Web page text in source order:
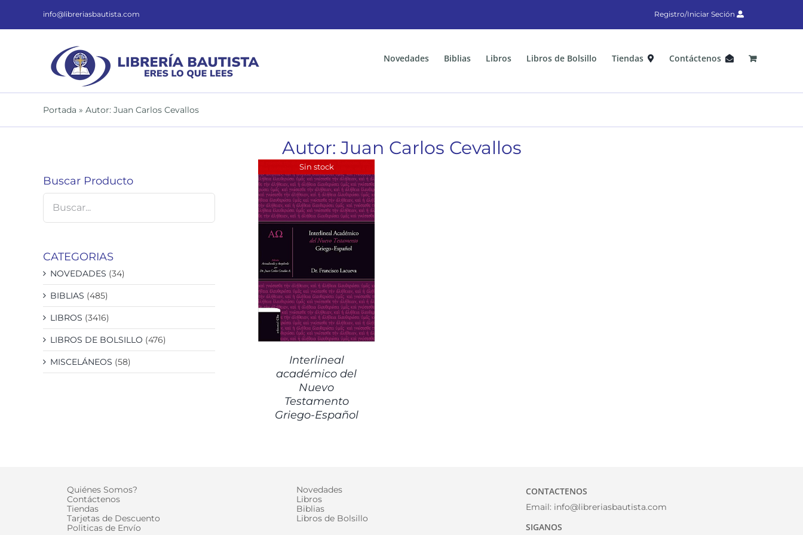
info@libreriasbautista.com Registro/Iniciar Seción
Novedades Biblias Libros Libros de Bolsillo Tiendas Contáctenos
Portada » Autor: Juan Carlos Cevallos
Autor: Juan Carlos Cevallos
Sin stock
Interlineal
académico del
Nuevo
Testamento
Griego-Español
Buscar Producto
CATEGORIAS
NOVEDADES (34)
BIBLIAS (485)
LIBROS (3416)
LIBROS DE BOLSILLO (476)
MISCELÁNEOS (58)
Quiénes Somos?
Contáctenos
Tiendas
Tarjetas de Descuento
Politicas de Envío
Novedades
Libros
Biblias
Libros de Bolsillo
CONTACTENOS
Email: info@libreriasbautista.com
SIGANOS